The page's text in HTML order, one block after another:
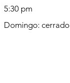
5:30 pm
Domingo: cerrado